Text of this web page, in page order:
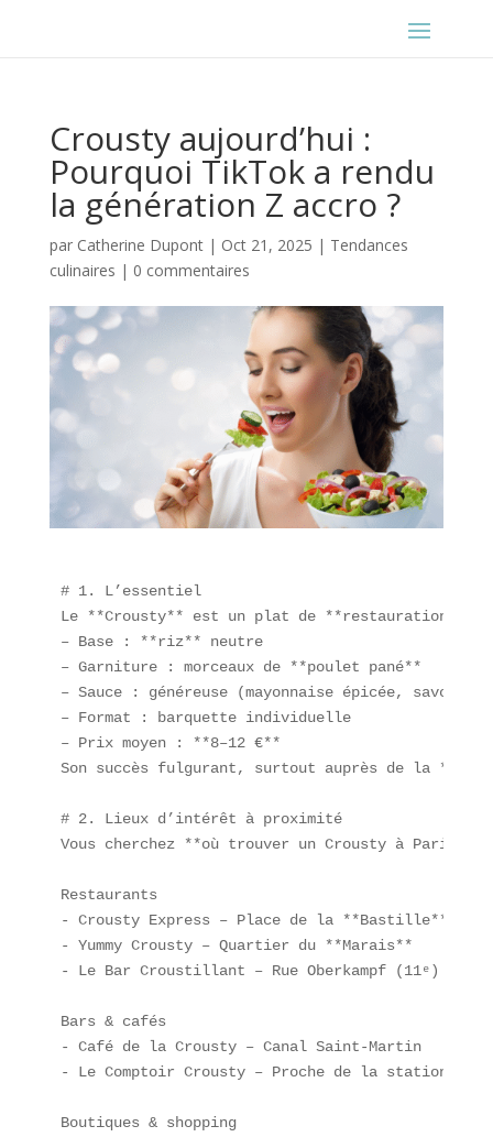
Crousty aujourd’hui :
Pourquoi TikTok a rendu
la génération Z accro ?
par Catherine Dupont| Oct 21, 2025 | Tendances
culinaires | 0 commentaires
# 1. L’essentiel
Le **Crousty** est un plat de **restauration
– Base : **riz** neutre
– Garniture : morceaux de **poulet pané**
– Sauce : généreuse (mayonnaise épicée,
– Format : barquette individuelle
– Prix moyen : **8–12 €**
Son succès fulgurant, surtout auprès de la
# 2. Lieux d’intérêt à proximité
Vous cherchez **où trouver un Crousty à Paris**
Restaurants
- Crousty Express – Place de la **Bastille**
- Yummy Crousty – Quartier du **Marais**
- Le Bar Croustillant – Rue Oberkampf (11ᵉ)
Bars & cafés
- Café de la Crousty – Canal Saint-Martin
- Le Comptoir Crousty – Proche de la station
Boutiques & shopping